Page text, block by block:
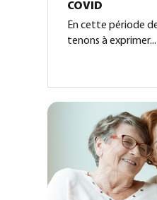
COVID
En cette période
tenons à exprimer...